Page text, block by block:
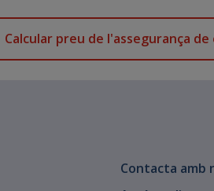
Calcular preu de l'assegurança de
Contacta amb